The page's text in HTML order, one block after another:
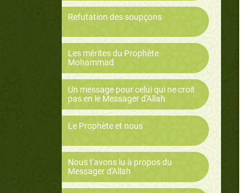
Refutation des soupçons
Les mérites du Prophète
Mohammad
Un message pour celui qui ne croit
pas en le Messager d'Allah
Le Prophète et nous
Nous t'avons lu à propos du
Messager d'Allah